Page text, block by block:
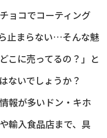
ョコでコーティング
止まらない…そんな魅
こに売ってるの？」と
ないでしょうか？
報が多いドン・キホ
輸入食品店まで、具